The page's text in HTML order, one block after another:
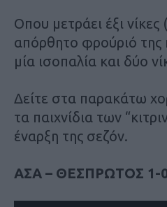
Οπου μετράει έξι νίκες
απόρθητο φρούριό της
μία ισοπαλία και δύο
Δείτε στα παρακάτω
τα παιχνίδια των
έναρξη της σεζόν.
ΑΣΑ – ΘΕΣΠΡΩΤΟΣ 1-